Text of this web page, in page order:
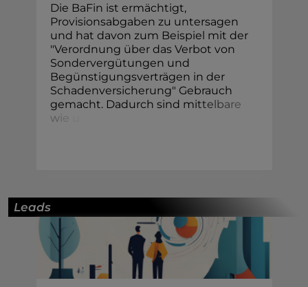
Die BaFin ist ermächtigt,
Provisionsabgaben zu untersagen
und hat davon zum Beispiel mit der
"Verordnung über das Verbot von
Sondervergütungen und
Begünstigungsverträgen in der
Schadenversicherung" Gebrauch
gemacht. Dadurch sind mittelbare
wie
Leads